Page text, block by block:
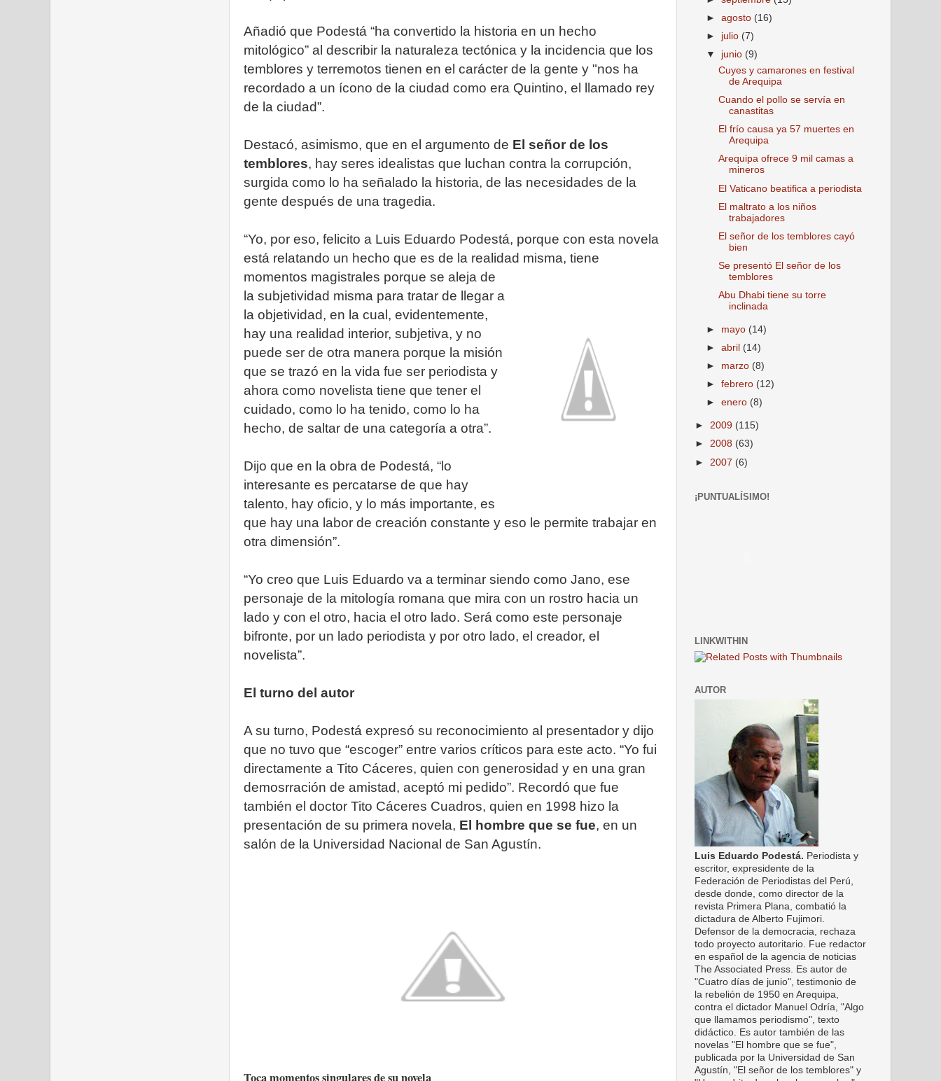
Añadió que Podestá “ha convertido la historia en un hecho
mitológico” al describir la naturaleza tectónica y la incidencia que los
temblores y terremotos tienen en el carácter de la gente y "nos ha
recordado a un ícono de la ciudad como era Quintino, el llamado rey
de la ciudad”.
Destacó, asimismo, que en el argumento de El señor de los
temblores, hay seres idealistas que luchan contra la corrupción,
surgida como lo ha señalado la historia, de las necesidades de la
gente después de una tragedia.
“Yo, por eso, felicito a Luis Eduardo Podestá, porque con esta novela
está relatando un hecho que es de la realidad misma, tiene
momentos magistrales porque se aleja de
la subjetividad misma para tratar de llegar a
la objetividad, en la cual, evidentemente,
hay una realidad interior, subjetiva, y no
puede ser de otra manera porque la misión
que se trazó en la vida fue ser periodista y
ahora como novelista tiene que tener el
cuidado, como lo ha tenido, como lo ha
hecho, de saltar de una categoría a otra”.
Dijo que en la obra de Podestá, “lo
interesante es percatarse de que hay
talento, hay oficio, y lo más importante, es
que hay una labor de creación constante y eso le permite trabajar en
otra dimensión”.
“Yo creo que Luis Eduardo va a terminar siendo como Jano, ese
personaje de la mitología romana que mira con un rostro hacia un
lado y con el otro, hacia el otro lado. Será como este personaje
bifronte, por un lado periodista y por otro lado, el creador, el
novelista”.
El turno del autor
A su turno, Podestá expresó su reconocimiento al presentador y dijo
que no tuvo que “escoger” entre varios críticos para este acto. “Yo fui
directamente a Tito Cáceres, quien con generosidad y en una gran
demosrración de amistad, aceptó mi pedido”. Recordó que fue
también el doctor Tito Cáceres Cuadros, quien en 1998 hizo la
presentación de su primera novela, El hombre que se fue, en un
salón de la Universidad Nacional de San Agustín.
►agosto (16)
► julio (7)
▼ junio (9)
Cuyes y camarones en festival
de Arequipa
Cuando el pollo se servía en
canastitas
El frío causa ya 57 muertes en
Arequipa
Arequipa ofrece 9 mil camas a
mineros
El Vaticano beatifica a periodista
El maltrato a los niños
trabajadores
El señor de los temblores cayó
bien
Se presentó El señor de los
temblores
Abu Dhabi tiene su torre
inclinada
► mayo (14)
►abril (14)
► marzo (8)
►febrero (12)
►enero (8)
► 2009 (115)
► 2008 (63)
► 2007 (6)
¡PUNTUALÍSIMO!
LINKWITHIN
AUTOR
Luis Eduardo Podestá. Periodista y
escritor, expresidente de la
Federación de Periodistas del Perú,
desde donde, como director de la
revista Primera Plana, combatió la
dictadura de Alberto Fujimori.
Defensor de la democracia, rechaza
todo proyecto autoritario. Fue redactor
en español de la agencia de noticias
The Associated Press. Es autor de
"Cuatro días de junio", testimonio de
la rebelión de 1950 en Arequipa,
contra el dictador Manuel Odría, "Algo
que llamamos periodismo", texto
didáctico. Es autor también de las
novelas "El hombre que se fue",
publicada por la Universidad de San
Agustín, "El señor de los temblores" y